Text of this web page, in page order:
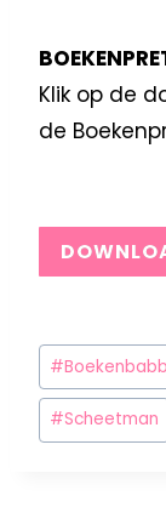
Klik op de
de
#
#Scheetman